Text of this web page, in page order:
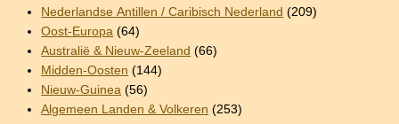
Nederlandse Antillen / Caribisch Nederland (209)
Oost-Europa (64)
Australië & Nieuw-Zeeland (66)
Midden-Oosten (144)
Nieuw-Guinea (56)
Algemeen Landen & Volkeren (253)